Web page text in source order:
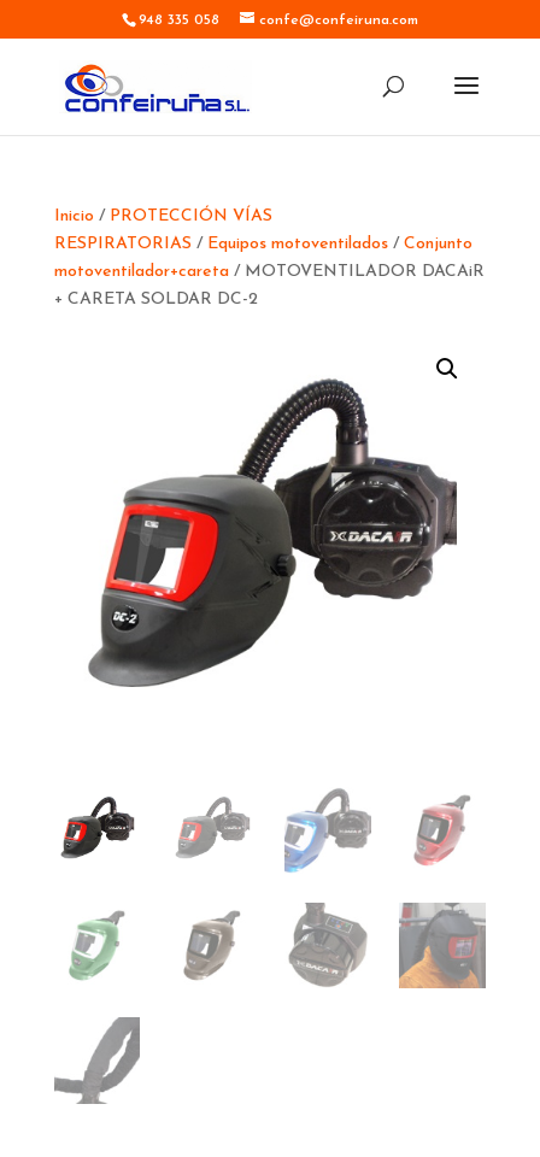
948 335 058 confe@confeiruna.com
Inicio / PROTECCIÓN VÍAS
RESPIRATORIAS / Equipos motoventilados/ Conjunto
motoventilador+careta/ MOTOVENTILADOR DACAiR
+ CARETA SOLDAR DC-2